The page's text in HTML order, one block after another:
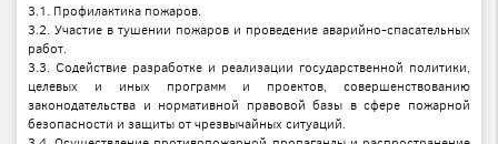
3.1. Профилактика пожаров.
3.2. Участие в тушении пожаров и проведение аварийно-спасательных
работ.
3.3. Содействие разработке и реализации государственной политики,
целевых и иных программ и проектов, совершенствованию
законодательства и нормативной правовой базы в сфере пожарной
безопасности и защиты от чрезвычайных ситуаций.